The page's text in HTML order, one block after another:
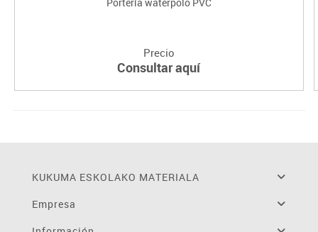
Precio
Consultar aquí
KUKUMA ESKOLAKO MATERIALA
Empresa